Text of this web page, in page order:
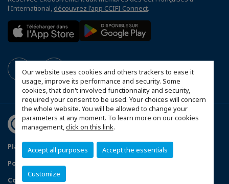
Our website uses cookies and others trackers to ease it
usage, improve its performance and security. Some
cookies, that don't involved functionnality and security,
required your consent to be used. Your choices will concern
the whole website. You will be allowed to change your
parameters at any moment. To learn more on our cookies
management,click on this link.
Accept all purposes Accept the essentials
Customize
l'International, découvrez l'app CCIFI Connect.
Plan du site
Mentions légales
Politique de confidentialité
Configurer vos préférences cookies